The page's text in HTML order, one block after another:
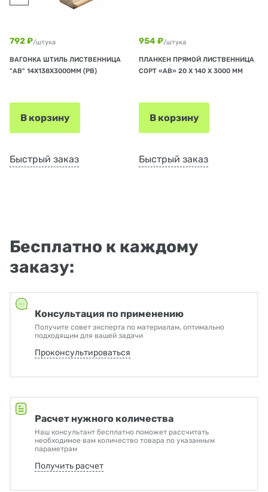
792 ₽/штука
ВАГОНКА ШТИЛЬ ЛИСТВЕННИЦА
"АВ" 14Х138Х3000ММ (РВ)
В корзину
Быстрый заказ
954 ₽/штука
ПЛАНКЕН ПРЯМОЙ ЛИСТВЕННИЦА
СОРТ «АВ» 20 Х 140 Х 3000 ММ
В корзину
Быстрый заказ
Бесплатно к каждому
заказу:
Консультация по применению
Получите совет эксперта по материалам, оптимально
подходящим для вашей задачи
Проконсультироваться
Расчет нужного количества
Наш консультант бесплатно поможет рассчитать
необходимое вам количество товара по указанным
параметрам
Получить расчет